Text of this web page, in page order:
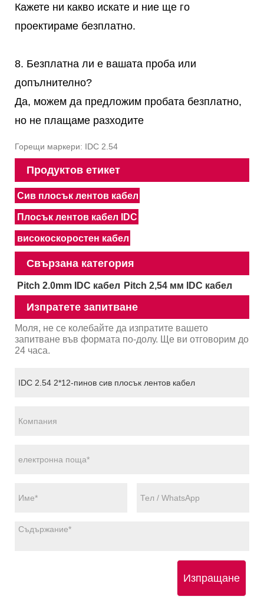
Кажете ни какво искате и ние ще го
проектираме безплатно.
8. Безплатна ли е вашата проба или
допълнително?
Да, можем да предложим пробата безплатно,
но не плащаме разходите
Горещи маркери: IDC 2.54
Продуктов етикет
Сив плосък лентов кабел
Плосък лентов кабел IDC
високоскоростен кабел
Свързана категория
Pitch 2.0mm IDC кабел Pitch 2,54 мм IDC кабел
Изпратете запитване
Моля, не се колебайте да изпратите вашето
запитване във формата по-долу. Ще ви отговорим до
24 часа.
Изпращане